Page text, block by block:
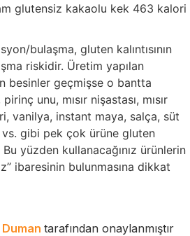
glutensiz kakaolu kek 463 kalori
bulaşma, gluten kalıntısının
riskidir. Üretim yapılan
besinler geçmişse o bantta
unu, mısır nişastası, mısır
vanilya, instant maya, salça, süt
gibi pek çok ürüne gluten
yüzden kullanacağınız ürünlerin
ibaresinin bulunmasına dikkat
tarafından onaylanmıştır